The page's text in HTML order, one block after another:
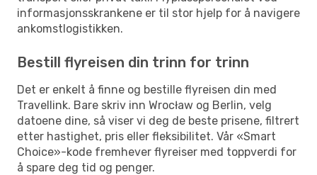
informasjonsskrankene er til stor hjelp for å navigere
ankomstlogistikken.
Bestill flyreisen din trinn for trinn
Det er enkelt å finne og bestille flyreisen din med
Travellink. Bare skriv inn Wrocław og Berlin, velg
datoene dine, så viser vi deg de beste prisene, filtrert
etter hastighet, pris eller fleksibilitet. Vår «Smart
Choice»-kode fremhever flyreiser med toppverdi for
å spare deg tid og penger.